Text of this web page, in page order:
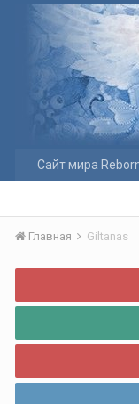
Сайт мира
Главная Giltanas